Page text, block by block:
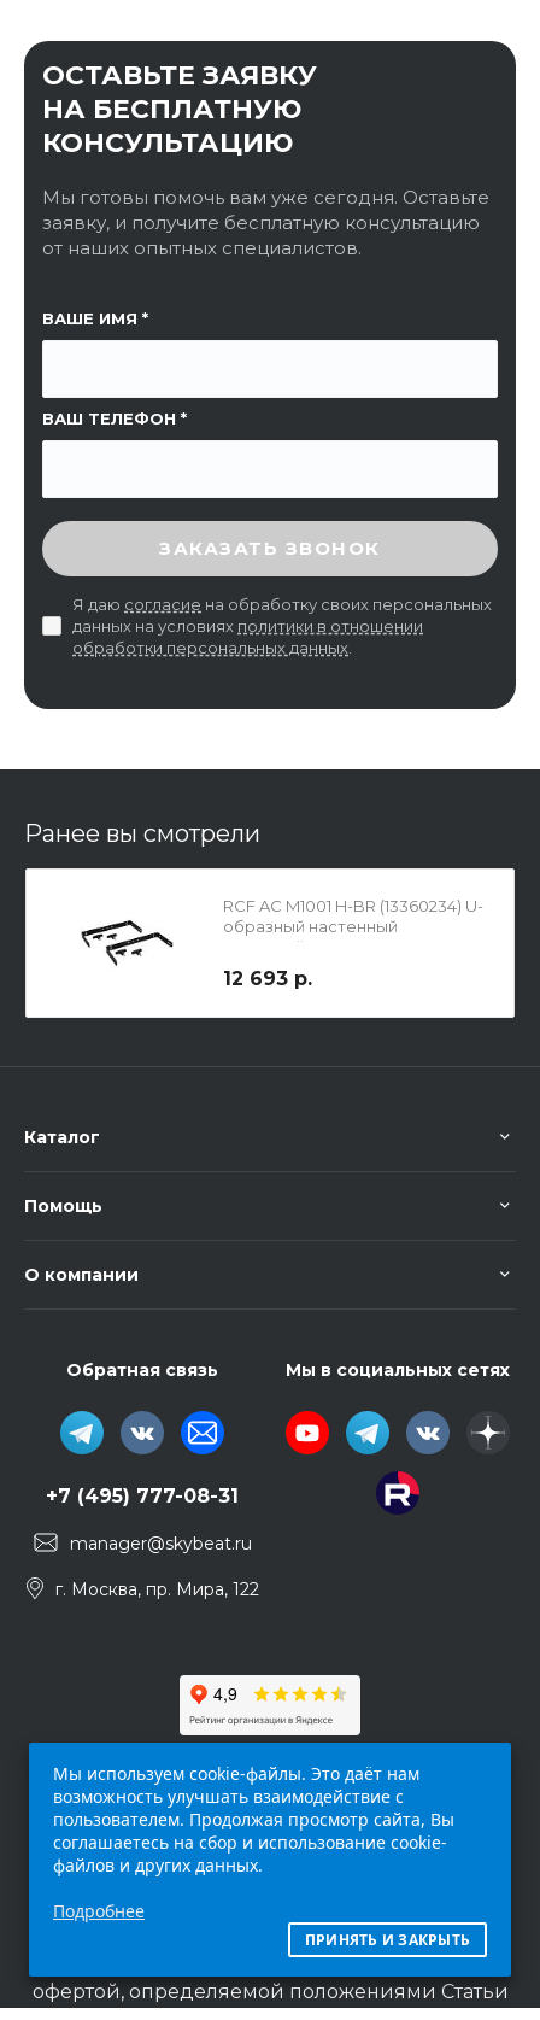
ОСТАВЬТЕ ЗАЯВКУ
НА БЕСПЛАТНУЮ
КОНСУЛЬТАЦИЮ
Мы готовы помочь вам уже сегодня. Оставьте
заявку, и получите бесплатную консультацию
от наших опытных специалистов.
ВАШЕ ИМЯ
ВАШ ТЕЛЕФОН
ССЫЛКА НА СТРАНИЦУ
ВВЕДИТЕ ПРОВЕРОЧНЫЙ КОД
ЗАКАЗАТЬ ЗВОНОК
Я даю согласие на обработку своих персональных
данных на условиях политики в отношении
обработки персональных данных
Ранее вы смотрели
RCF AC M1001 H-BR (13360234) U-
образный настенный
кронштейн для
горизонтального крепления
M1001
12 693 р.
Каталог
Помощь
О компании
Обратная связь
+7 (495) 777-08-31
manager@skybeat.ru
г. Москва, пр. Мира, 122
Мы в социальных сетях
интернет-сайт (
исключительно информационный характер и
ни при каких условиях не является публичной
офертой, определяемой положениями Статьи
Мы используем cookie-файлы. Это даёт нам
возможность улучшать взаимодействие с
пользователем. Продолжая просмотр сайта, Вы
соглашаетесь на сбор и использование cookie-
файлов и других данных.
Подробнее
ПРИНЯТЬ И ЗАКРЫТЬ